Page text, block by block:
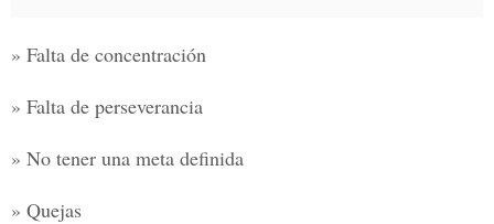
» Falta de concentración
» Falta de perseverancia
» No tener una meta definida
» Quejas